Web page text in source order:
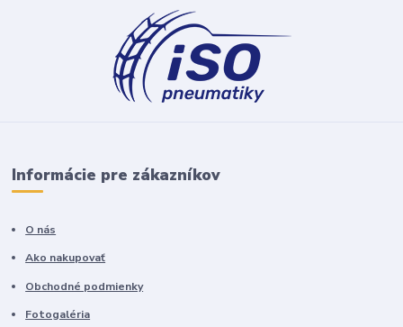
Informácie pre zákazníkov
O nás
Ako nakupovať
Obchodné podmienky
Fotogaléria